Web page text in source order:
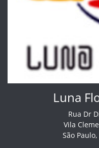
Luna
Rua Dr
Vila
São Paulo,